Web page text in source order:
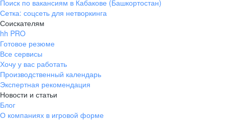
Поиск по вакансиям в Кабакове (Башкортостан)
Сетка: соцсеть для нетворкинга
Соискателям
hh PRO
Готовое резюме
Все сервисы
Хочу у вас работать
Производственный календарь
Экспертная рекомендация
Новости и статьи
Блог
О компаниях в игровой форме